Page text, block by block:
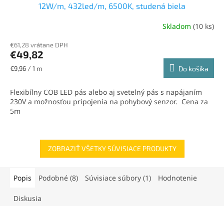
12W/m, 432led/m, 6500K, studená biela
Skladom (10 ks)
€61,28 vrátane DPH
€49,82
Jednotková
€9,96 / 1 m Do košíka
Flexibílny COB LED pás alebo aj svetelný pás s napájaním
230V a možnosťou pripojenia na pohybový senzor. Cena za
5m
ZOBRAZIŤ VŠETKY SÚVISIACE PRODUKTY
Popis Podobné (8) Súvisiace súbory (1) Hodnotenie
Diskusia